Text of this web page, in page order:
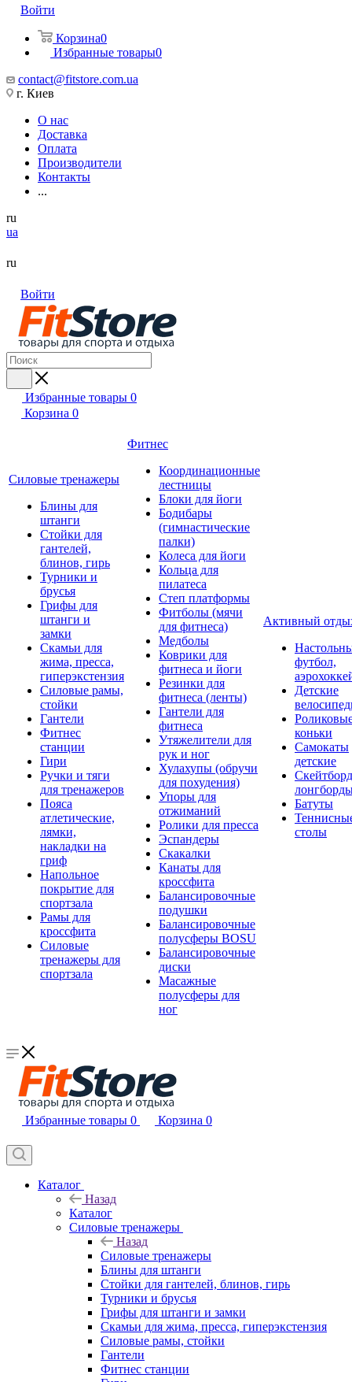
Войти
Корзина0
Избранные товары0
contact@fitstore.com.ua
г. Киев
О нас
Доставка
Оплата
Производители
Контакты
...
ru
ua
ru
Войти
Избранные товары 0
Корзина 0
Силовые тренажеры
Блины для
штанги
Стойки для
гантелей,
блинов, гирь
Турники и
брусья
Грифы для
штанги и
замки
Скамьи для
жима, пресса,
гиперэкстензия
Силовые рамы,
стойки
Гантели
Фитнес
станции
Гири
Ручки и тяги
для тренажеров
Пояса
атлетические,
лямки,
накладки на
гриф
Напольное
покрытие для
спортзала
Рамы для
кроссфита
Силовые
тренажеры для
спортзала
Фитнес
Координационные
лестницы
Блоки для йоги
Бодибары
(гимнастические
палки)
Колеса для йоги
Кольца для
пилатеса
Степ платформы
Фитболы (мячи
для фитнеса)
Медболы
Коврики для
фитнеса и йоги
Резинки для
фитнеса (ленты)
Гантели для
фитнеса
Утяжелители для
рук и ног
Хулахупы (обручи
для похудения)
Упоры для
отжиманий
Ролики для пресса
Эспандеры
Скакалки
Канаты для
кроссфита
Балансировочные
подушки
Балансировочные
полусферы BOSU
Балансировочные
диски
Масажные
полусферы для
ног
Активный
футбол,
Детские
коньки
Самокаты
детские
Батуты
столы
Избранные товары 0 Корзина 0
Каталог
Назад
Каталог
Силовые тренажеры
Назад
Силовые тренажеры
Блины для штанги
Стойки для гантелей, блинов, гирь
Турники и брусья
Грифы для штанги и замки
Скамьи для жима, пресса, гиперэкстензия
Силовые рамы, стойки
Гантели
Фитнес станции